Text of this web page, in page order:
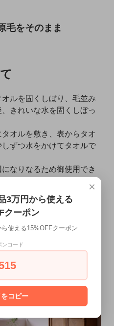
毛をそのまま
ルを固くしぼり、毛並み
きれいな水を固くしぼっ
オルを敷き、表からタオ
ずつ水をかけてタオルで
なりなるため御使用でき
年に1回は日干しして下さ
り、若干実物と異なるお
換は承っておりません。
売切れの場合がございま
×
3万円から使える
クーポン
使える15%OFFクーポン
ンコード
コピー